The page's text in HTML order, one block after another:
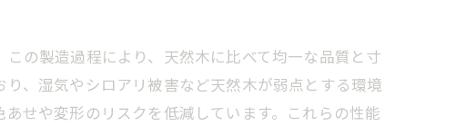
の製造過程により、天然木に比べて均一な品質と寸
、湿気やシロアリ被害など天然木が弱点とする環境
せや変形のリスクを低減しています。これらの性能